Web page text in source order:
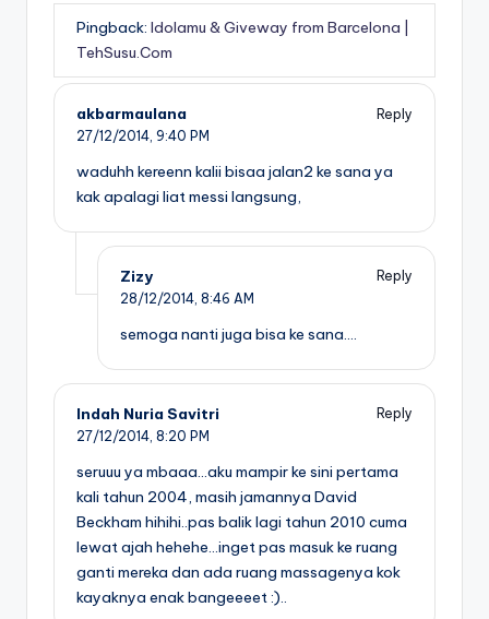
Pingback: Idolamu & Giveway from Barcelona |
TehSusu.Com
akbarmaulana
Reply
27/12/2014, 9:40 PM
waduhh kereenn kalii bisaa jalan2 ke sana ya
kak apalagi liat messi langsung,
Zizy
Reply
28/12/2014, 8:46 AM
semoga nanti juga bisa ke sana….
Indah Nuria Savitri
Reply
27/12/2014, 8:20 PM
seruuu ya mbaaa…aku mampir ke sini pertama
kali tahun 2004, masih jamannya David
Beckham hihihi..pas balik lagi tahun 2010 cuma
lewat ajah hehehe…inget pas masuk ke ruang
ganti mereka dan ada ruang massagenya kok
kayaknya enak bangeeeet :)..